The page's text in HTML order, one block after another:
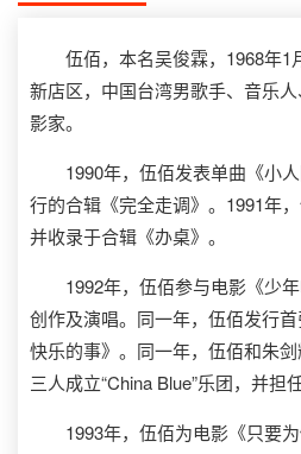
伍佰，本名吴俊霖，1968年1
新店区，中国台湾男歌手、音乐
影家。
1990年，伍佰发表单曲《小人
行的合辑《完全走调》。1991年
并收录于合辑《办桌》。
1992年，伍佰参与电影《少年
创作及演唱。同一年，伍佰发行
快乐的事》。同一年，伍佰和朱
三人成立“China Blue”乐团，并担
1993年，伍佰为电影《只要为